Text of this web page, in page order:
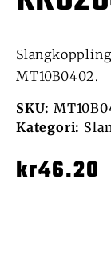
MT10B0402.
SKU:
Kategori:
kr46.20